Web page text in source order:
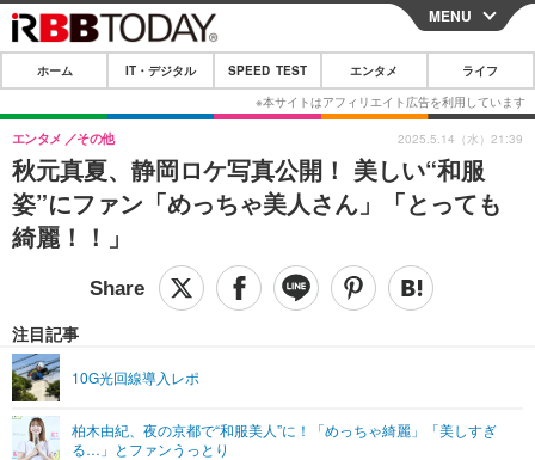
CLOSE
ホーム
IT・デジタル
IT・デジタルTOP スマートフォン
ショッピング その他
SPEED TEST
エンタメ
エンタメTOP 映画・ドラマ
音楽
グラビア ブログ
ペット
その他
リリース一覧
プッシュ通知の停止方法
MENU
ホーム IT・デジタル SPEED TEST エンタメ ライフ
秋元真夏、静岡ロケ写真公開！ 美しい“和服
姿”にファン「めっちゃ美人さん」「とっても
綺麗！！」
エンタメ その他
注目記事
10G光回線導入レポ
柏木由紀、夜の京都で“和服美人”に！「めっちゃ綺麗」「美しすぎ
る…」とファンうっとり
2025.5.14（水）21:39